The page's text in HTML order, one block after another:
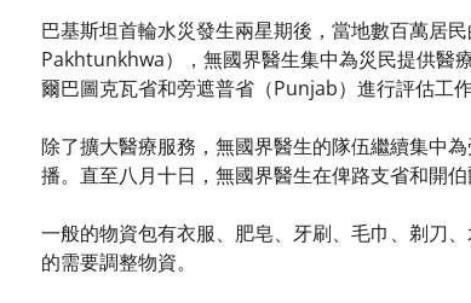
巴基斯坦首輪水災發生兩星期後，當地數百萬居
Pakhtunkhwa），無國界醫生集中為災民提供醫
爾巴圖克瓦省和旁遮普省（Punjab）進行評估工作
除了擴大醫療服務，無國界醫生的隊伍繼續集中
播。直至八月十日，無國界醫生在俾路支省和開
一般的物資包有衣服、肥皂、牙刷、毛巾、剃刀
的需要調整物資。